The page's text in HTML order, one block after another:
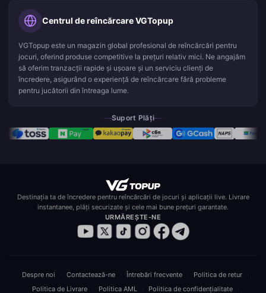
Centrul de reîncărcare VGTopup
VGTopup este un magazin global profesional de reîncărcări pentru
jocuri, oferind produse competitive la prețuri relativ mici. Ne angajăm
să oferim tranzacții rapide și ușoare și un serviciu clienți de
încredere, asigurând o experiență de reîncărcare fără probleme
pentru jucătorii din întreaga lume.
Suport Plăți
Destinația ta de încredere pentru reîncărcări de jocuri și aplicații live. Livrare
instantanee, plăți securizate și cele mai bune prețuri garantate.
URMĂREȘTE-NE
Despre noi · Contactează-ne · Întrebări frecvente · Politica de retur ·
Politica de Livrare · Politica AML · Politica de confidențialitate ·